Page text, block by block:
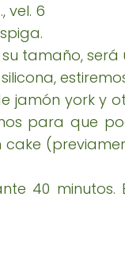
vel. 6
tamaño, será
jamón york y
para que
40 minutos.